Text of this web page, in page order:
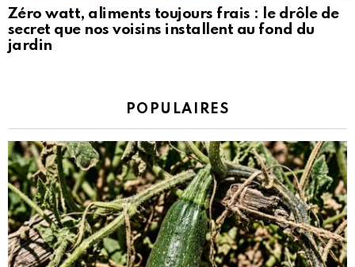
Zéro watt, aliments toujours frais : le drôle de
secret que nos voisins installent au fond du
jardin
POPULAIRES